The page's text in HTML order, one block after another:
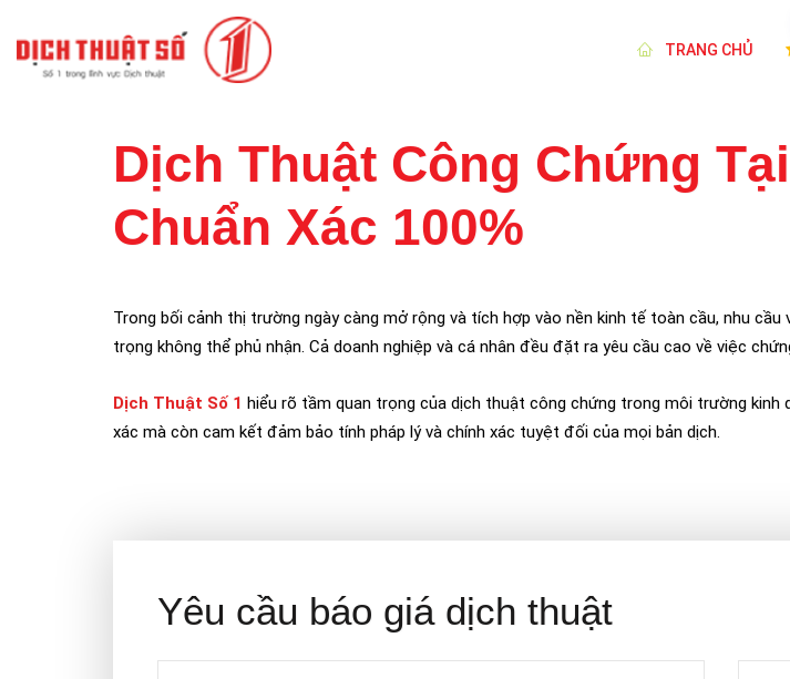
TRANG CHỦ
Dịch Thuật Công Chứng
Chuẩn Xác 100%
Trong bối cảnh thị trường ngày càng mở rộng và tích hợp vào nền kinh tế toàn cầu, nhu cầu
trọng không thể phủ nhận. Cả doanh nghiệp và cá nhân đều đặt ra yêu cầu cao về việc
Dịch Thuật Số 1 hiểu rõ tầm quan trọng của dịch thuật công chứng trong môi trường kinh
xác mà còn cam kết đảm bảo tính pháp lý và chính xác tuyệt đối của mọi bản dịch.
Yêu cầu báo giá dịch thuật